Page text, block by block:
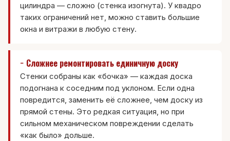
цилиндра — сложно (стенка изогнута). У квадро
таких ограничений нет, можно ставить большие
окна и витражи в любую стену.
− Сложнее ремонтировать единичную доску
Стенки собраны как «бочка» — каждая доска
подогнана к соседним под уклоном. Если одна
повредится, заменить её сложнее, чем доску из
прямой стены. Это редкая ситуация, но при
сильном механическом повреждении сделать
«как было» дольше.